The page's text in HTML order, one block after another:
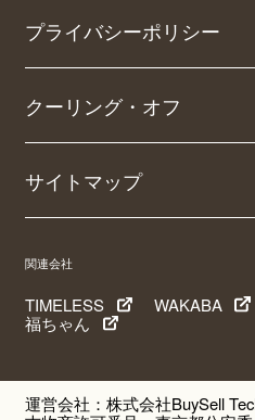
プライバシーポリシー
クーリング・オフ
サイトマップ
関連会社
TIMELESS WAKABA
福ちゃん
運営会社：株式会社BuySell